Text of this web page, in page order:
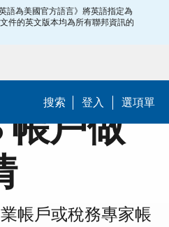
語為美國官方語言》將英語指定為
件的英文版本均為所有聯邦資訊的
搜索 登入 選項單
帳戶做
帳戶或稅務專家帳